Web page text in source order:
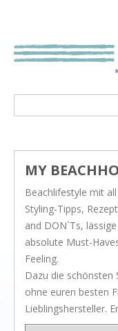
Our mission
Showroom
STYLES
Rivièra Style
Hampton Style
Nordic Style
BRANDS
MY
Beachlifestyle mit
Styling-Tipps,
and DON`Ts,
absolute Must-
Feeling.
Dazu die schönsten
ohne euren besten
Lieblingshersteller.